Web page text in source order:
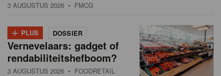
3 AUGUSTUS 2026 • FMCG
+ PLUS DOSSIER
Vernevelaars: gadget of
rendabiliteitshefboom?
3 AUGUSTUS 2026 • FOODRETAIL